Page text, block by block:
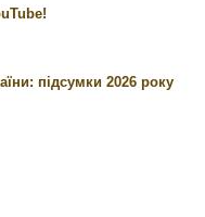
підсумки 2026 року